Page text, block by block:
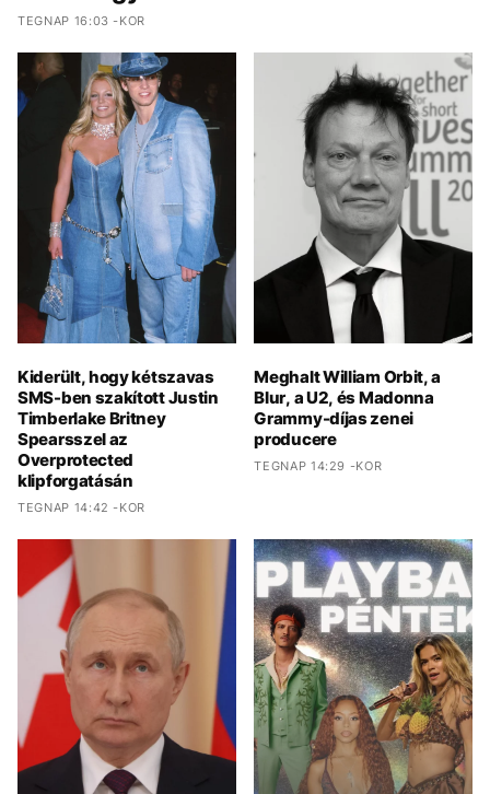
TEGNAP 16:03 -KOR
Kiderült, hogy kétszavas
SMS-ben szakított Justin
Timberlake Britney
Spearsszel az
Overprotected
klipforgatásán
TEGNAP 14:42 -KOR
Meghalt William Orbit, a
Blur, a U2, és Madonna
Grammy-díjas zenei
producere
TEGNAP 14:29 -KOR